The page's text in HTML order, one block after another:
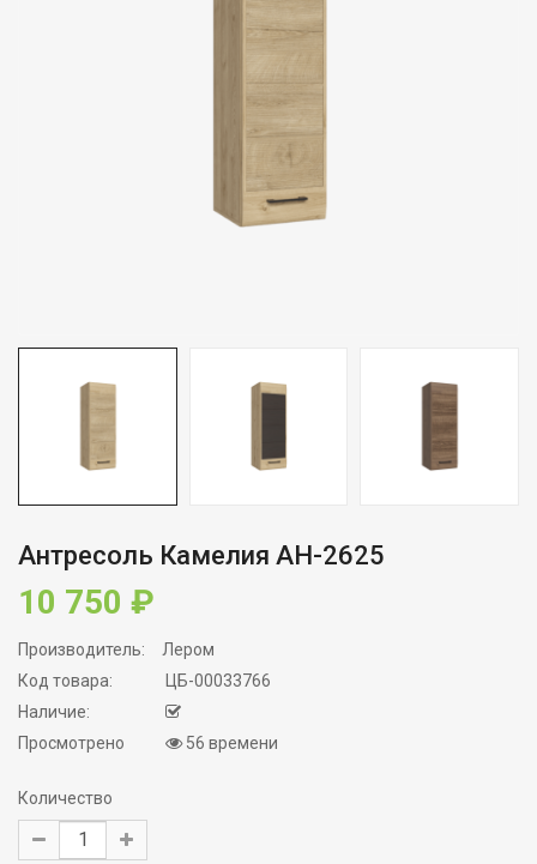
Антресоль Камелия АН-2625
10 750 ₽
Производитель:
Лером
Код товара:
ЦБ-00033766
Наличие:
Просмотрено
56 времени
Количество